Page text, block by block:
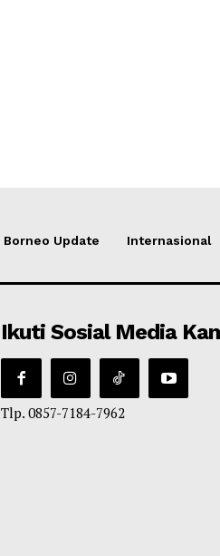
Borneo Update Internasional
Ikuti Sosial Media
Tlp. 0857-7184-7962